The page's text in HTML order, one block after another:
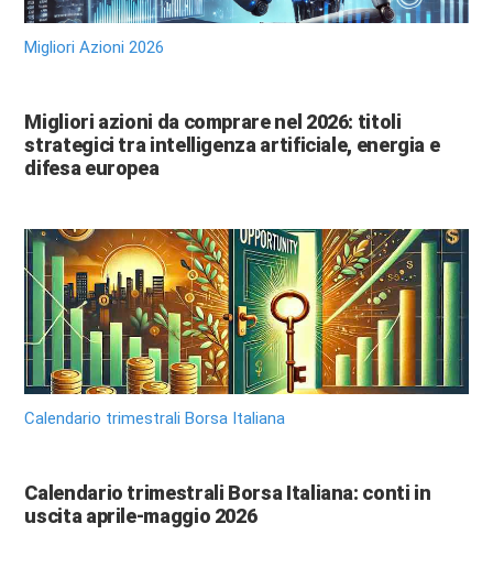
Migliori Azioni 2026
Migliori azioni da comprare nel 2026: titoli
strategici tra intelligenza artificiale, energia e
difesa europea
Calendario trimestrali Borsa Italiana
Calendario trimestrali Borsa Italiana: conti in
uscita aprile-maggio 2026